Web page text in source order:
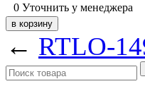
0 Уточнить у менеджера
← RTLO-